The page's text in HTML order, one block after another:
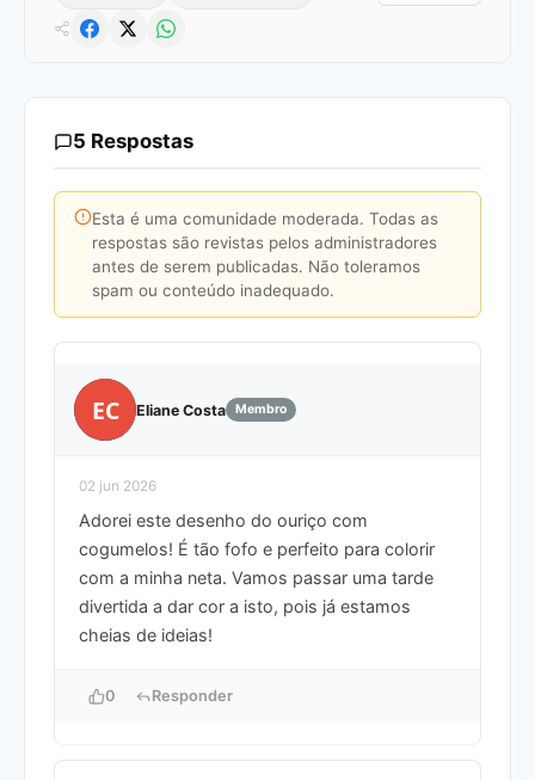
5 Respostas
Esta é uma comunidade moderada. Todas as
respostas são revistas pelos administradores
antes de serem publicadas. Não toleramos
spam ou conteúdo inadequado.
EC Eliane Costa Membro
02 jun 2026
Adorei este desenho do ouriço com
cogumelos! É tão fofo e perfeito para colorir
com a minha neta. Vamos passar uma tarde
divertida a dar cor a isto, pois já estamos
cheias de ideias!
0 Responder